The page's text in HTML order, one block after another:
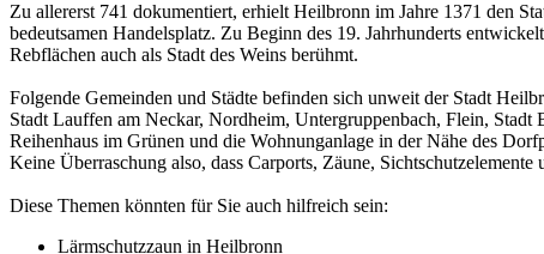
Zu allererst 741 dokumentiert, erhielt Heilbronn im Jahre 1371 den
bedeutsamen Handelsplatz. Zu Beginn des 19. Jahrhunderts
Rebflächen auch als Stadt des Weins berühmt.
Folgende Gemeinden und Städte befinden sich unweit der Stadt
Stadt Lauffen am Neckar, Nordheim, Untergruppenbach, Flein, Stadt
Reihenhaus im Grünen und die Wohnunganlage in der Nähe des
Keine Überraschung also, dass Carports, Zäune,
Diese Themen könnten für Sie auch hilfreich sein:
Lärmschutzzaun in Heilbronn